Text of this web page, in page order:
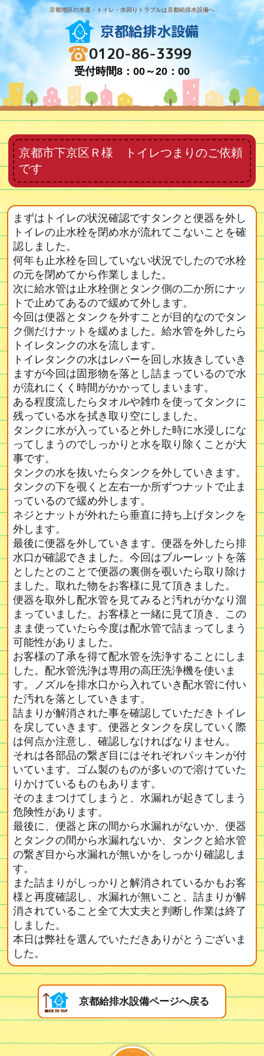
京都地区の水道・トイレ・水回りトラブルは京都給排水設備へ
京都給排水設備
0120-86-3399
受付時間8：00～20：00
京都市下京区Ｒ様 トイレつまりのご依頼
です
まずはトイレの状況確認ですタンクと便器を外し
トイレの止水栓を閉め水が流れてこないことを確
認しました。
何年も止水栓を回していない状況でしたので水栓
の元を閉めてから作業しました。
次に給水管は止水栓側とタンク側の二か所にナッ
トで止めてあるので緩めて外します。
今回は便器とタンクを外すことが目的なのでタン
ク側だけナットを緩めました。給水管を外したら
トイレタンクの水を流します。
トイレタンクの水はレバーを回し水抜きしていき
ますが今回は固形物を落とし詰まっているので水
が流れにくく時間がかかってしまいます。
ある程度流したらタオルや雑巾を使ってタンクに
残っている水を拭き取り空にしました。
タンクに水が入っていると外した時に水浸しにな
ってしまうのでしっかりと水を取り除くことが大
事です。
タンクの水を抜いたらタンクを外していきます。
タンクの下を覗くと左右一か所ずつナットで止ま
っているので緩め外します。
ネジとナットが外れたら垂直に持ち上げタンクを
外します。
最後に便器を外していきます。便器を外したら排
水口が確認できました。今回はブルーレットを落
としたとのことで便器の裏側を覗いたら取り除け
ました。取れた物をお客様に見て頂きました。
便器を取外し配水管を見てみると汚れがかなり溜
まっていました。お客様と一緒に見て頂き、この
まま使っていたら今度は配水管で詰まってしまう
可能性がありました。
お客様の了承を得て配水管を洗浄することにしま
した。配水管洗浄は専用の高圧洗浄機を使いま
す。ノズルを排水口から入れていき配水管に付い
た汚れを落としていきます。
詰まりが解消された事を確認していただきトイレ
を戻していきます。便器とタンクを戻していく際
は何点か注意し、確認しなければなりません。
それは各部品の繋ぎ目にはそれぞれパッキンが付
いています。ゴム製のものが多いので溶けていた
りかけているものもあります。
そのままつけてしまうと、水漏れが起きてしまう
危険性があります。
最後に、便器と床の間から水漏れがないか、便器
とタンクの間から水漏れないか、タンクと給水管
の繋ぎ目から水漏れが無いかをしっかり確認しま
す。
また詰まりがしっかりと解消されているかもお客
様と再度確認し、水漏れが無いこと、詰まりが解
消されていること全て大丈夫と判断し作業は終了
しました。
本日は弊社を選んでいただきありがとうございま
した。
京都給排水設備ページへ戻る